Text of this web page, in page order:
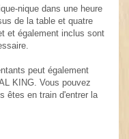
nique dans une heure
de la table et quatre
et également inclus sont
peut également
KING. Vous pouvez
êtes en train d'entrer la